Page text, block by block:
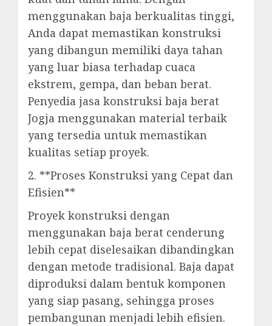
menggunakan baja berkualitas tinggi,
Anda dapat memastikan konstruksi
yang dibangun memiliki daya tahan
yang luar biasa terhadap cuaca
ekstrem, gempa, dan beban berat.
Penyedia jasa konstruksi baja berat
Jogja menggunakan material terbaik
yang tersedia untuk memastikan
kualitas setiap proyek.
2. **Proses Konstruksi yang Cepat dan
Efisien**
Proyek konstruksi dengan
menggunakan baja berat cenderung
lebih cepat diselesaikan dibandingkan
dengan metode tradisional. Baja dapat
diproduksi dalam bentuk komponen
yang siap pasang, sehingga proses
pembangunan menjadi lebih efisien.